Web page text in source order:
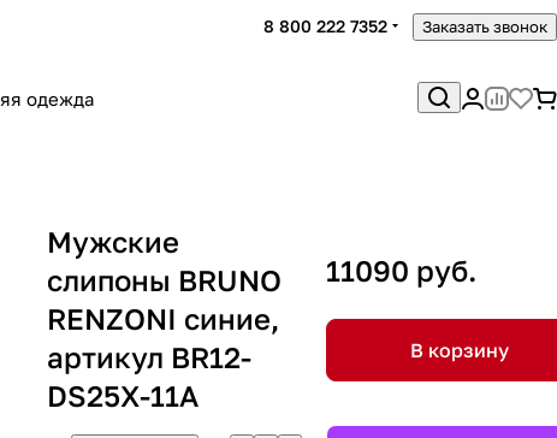
8 800 222 7352 Заказать звонок
одежда
Мужские
слипоны BRUNO
RENZONI синие,
артикул BR12-
DS25X-11A
11090 руб.
В корзину